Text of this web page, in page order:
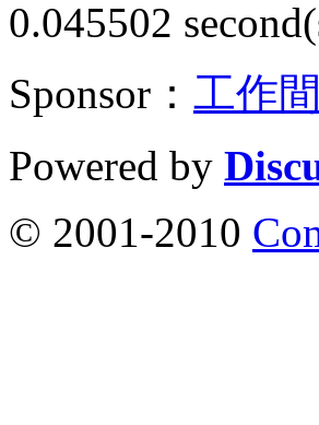
0.045502
Sponsor： 工作間
Powered by
© 2001-2010